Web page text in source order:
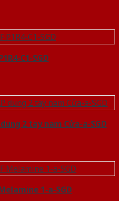
C1-SGD
2 tay nam Cửa-a-SGD
1-a-SGD